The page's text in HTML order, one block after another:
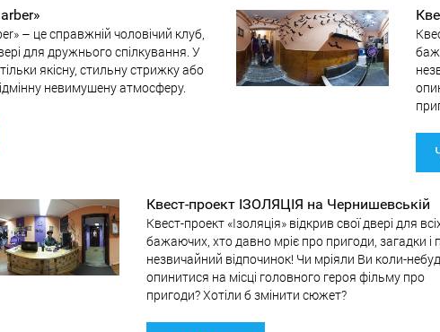
– це справжній чоловічий клуб,
для дружнього спілкування. У
якісну, стильну стрижку або
невимушену атмосферу.
Квест-проект ІЗОЛЯЦІЯ на Чернишевській
Квест-проект «Ізоляція» відкрив свої двері для
бажаючих, хто давно мріє про пригоди, загадки і
незвичайний відпочинок! Чи мріяли Ви коли-
опинитися на місці головного героя фільму про
пригоди? Хотіли б змінити сюжет?